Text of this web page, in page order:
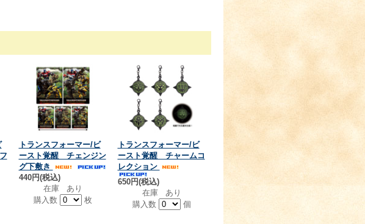
トランスフォーマー/ビ
ースト覚醒 チェンジン
グ下敷き
440円(税込)
在庫 あり
購入数
枚
トランスフォーマー/ビ
ースト覚醒 チャームコ
レクション
650円(税込)
在庫 あり
購入数
個